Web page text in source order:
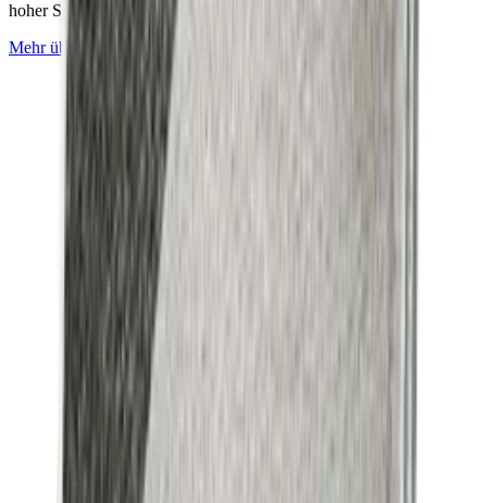
hoher Sitzkomfort
Mehr über
Mackintosh® Lite